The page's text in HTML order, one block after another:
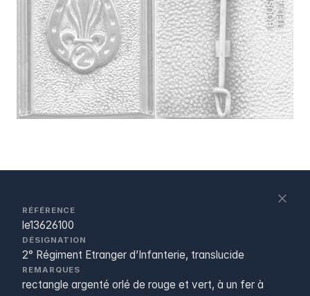
RÉFÉRENCE
le13626100
DÉSIGNATION
2° Régiment Etranger d’Infanterie, translucide
REMARQUES
rectangle argenté orlé de rouge et vert, à un fer à